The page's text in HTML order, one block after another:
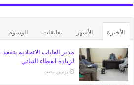
الأخيرة الأشهر تعليقات الوسوم
مدير الغابات الاتحادية
لزيادة الغطاء النباتي
‏يومين مضت